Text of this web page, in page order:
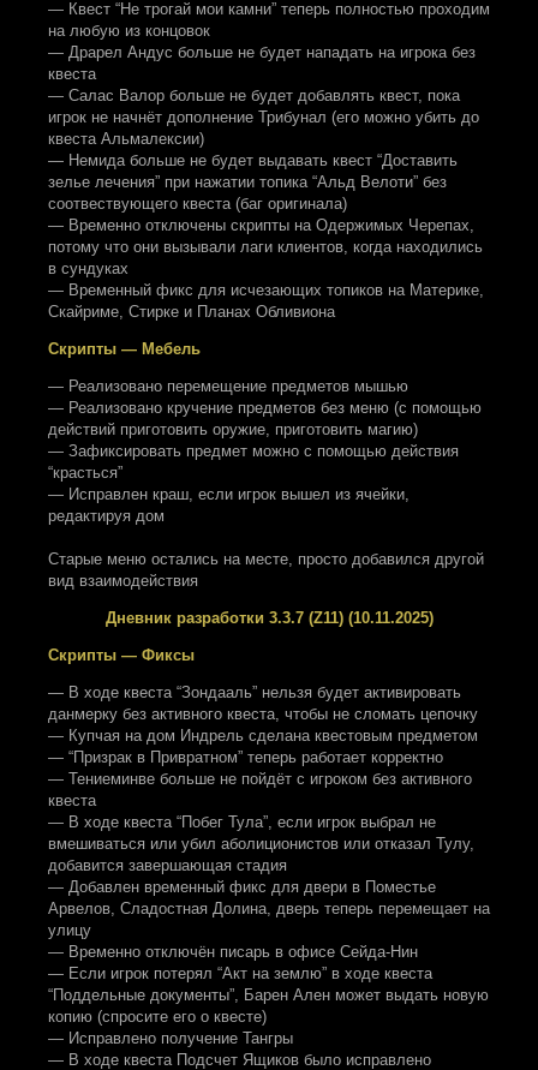
— Квест “Не трогай мои камни” теперь полностью проходим
на любую из концовок
— Драрел Андус больше не будет нападать на игрока без
квеста
— Салас Валор больше не будет добавлять квест, пока
игрок не начнёт дополнение Трибунал (его можно убить до
квеста Альмалексии)
— Немида больше не будет выдавать квест “Доставить
зелье лечения” при нажатии топика “Альд Велоти” без
соотвествующего квеста (баг оригинала)
— Временно отключены скрипты на Одержимых Черепах,
потому что они вызывали лаги клиентов, когда находились
в сундуках
— Временный фикс для исчезающих топиков на Материке,
Скайриме, Стирке и Планах Обливиона
Скрипты — Мебель
— Реализовано перемещение предметов мышью
— Реализовано кручение предметов без меню (с помощью
действий приготовить оружие, приготовить магию)
— Зафиксировать предмет можно с помощью действия
“красться”
— Исправлен краш, если игрок вышел из ячейки,
редактируя дом
Старые меню остались на месте, просто добавился другой
вид взаимодействия
Дневник разработки 3.3.7 (Z11) (10.11.2025)
Скрипты — Фиксы
— В ходе квеста “Зондааль” нельзя будет активировать
данмерку без активного квеста, чтобы не сломать цепочку
— Купчая на дом Индрель сделана квестовым предметом
— “Призрак в Привратном” теперь работает корректно
— Тениеминве больше не пойдёт с игроком без активного
квеста
— В ходе квеста “Побег Тула”, если игрок выбрал не
вмешиваться или убил аболиционистов или отказал Тулу,
добавится завершающая стадия
— Добавлен временный фикс для двери в Поместье
Арвелов, Сладостная Долина, дверь теперь перемещает на
улицу
— Временно отключён писарь в офисе Сейда-Нин
— Если игрок потерял “Акт на землю” в ходе квеста
“Поддельные документы”, Барен Ален может выдать новую
копию (спросите его о квесте)
— Исправлено получение Тангры
— В ходе квеста Подсчет Ящиков было исправлено